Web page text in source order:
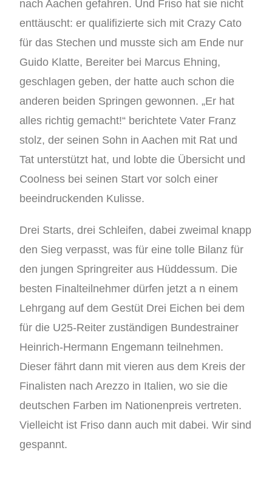
nach Aachen gefahren. Und Friso hat sie nicht
enttäuscht: er qualifizierte sich mit Crazy Cato
für das Stechen und musste sich am Ende nur
Guido Klatte, Bereiter bei Marcus Ehning,
geschlagen geben, der hatte auch schon die
anderen beiden Springen gewonnen. „Er hat
alles richtig gemacht!“ berichtete Vater Franz
stolz, der seinen Sohn in Aachen mit Rat und
Tat unterstützt hat, und lobte die Übersicht und
Coolness bei seinen Start vor solch einer
beeindruckenden Kulisse.
Drei Starts, drei Schleifen, dabei zweimal knapp
den Sieg verpasst, was für eine tolle Bilanz für
den jungen Springreiter aus Hüddessum. Die
besten Finalteilnehmer dürfen jetzt a n einem
Lehrgang auf dem Gestüt Drei Eichen bei dem
für die U25-Reiter zuständigen Bundestrainer
Heinrich-Hermann Engemann teilnehmen.
Dieser fährt dann mit vieren aus dem Kreis der
Finalisten nach Arezzo in Italien, wo sie die
deutschen Farben im Nationenpreis vertreten.
Vielleicht ist Friso dann auch mit dabei. Wir sind
gespannt.